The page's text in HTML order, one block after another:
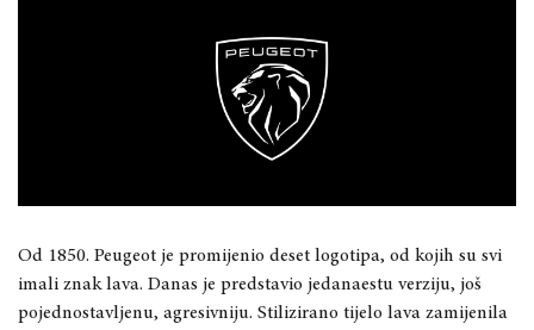
Od 1850. Peugeot je promijenio deset logotipa, od kojih su svi
imali znak lava. Danas je predstavio jedanaestu verziju, još
pojednostavljenu, agresivniju. Stilizirano tijelo lava zamijenila